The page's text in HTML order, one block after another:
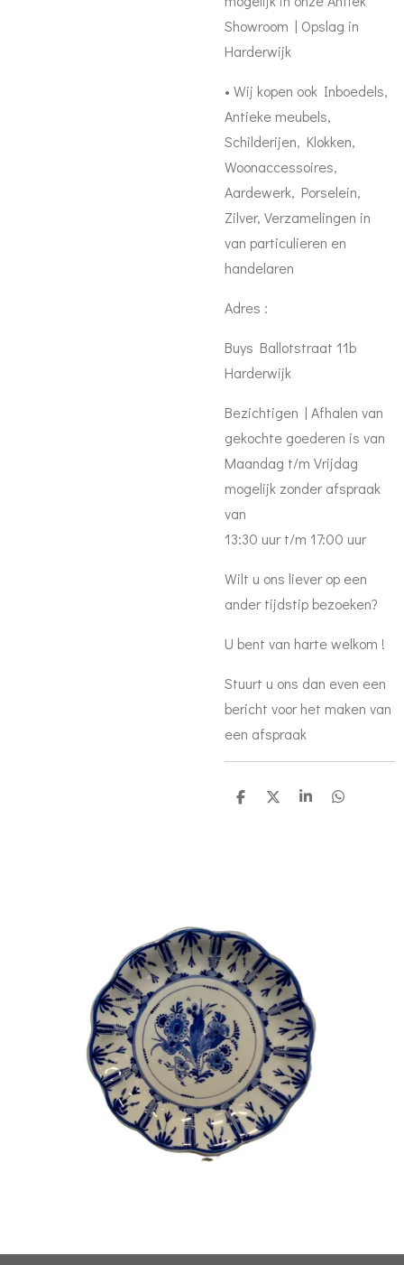
Showroom | Opslag in
Harderwijk
• Wij kopen ook Inboedels,
Antieke meubels,
Schilderijen, Klokken,
Woonaccessoires,
Aardewerk, Porselein,
Zilver, Verzamelingen in
van particulieren en
handelaren
Adres :
Buys Ballotstraat 11b
Harderwijk
Bezichtigen | Afhalen van
gekochte goederen is van
Maandag t/m Vrijdag
mogelijk zonder afspraak
van
13:30 uur t/m 17:00 uur
Wilt u ons liever op een
ander tijdstip bezoeken?
U bent van harte welkom !
Stuurt u ons dan even een
bericht voor het maken van
een afspraak
S
S
S
S